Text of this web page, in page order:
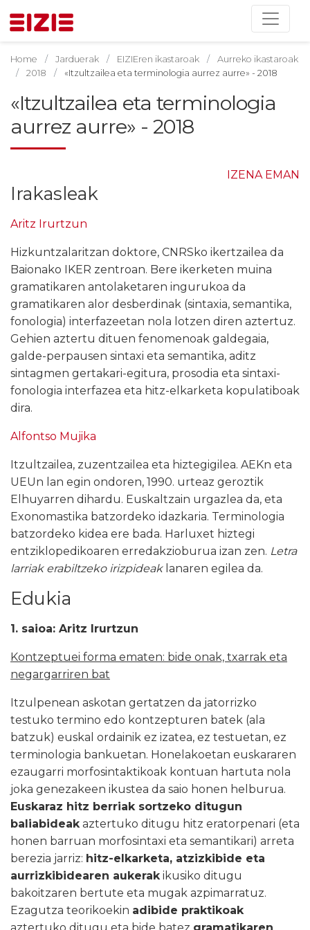
Home Jarduerak EIZIEren ikastaroak
Aurreko ikastaroak
2018
«Itzultzailea eta terminologia aurrez aurre» - 2018
«Itzultzailea eta terminologia
aurrez aurre» - 2018
IZENA EMAN
Irakasleak
Aritz Irurtzun
Hizkuntzalaritzan doktore, CNRSko ikertzailea da
Baionako IKER zentroan. Bere ikerketen muina
gramatikaren antolaketaren ingurukoa da
gramatikaren alor desberdinak (sintaxia, semantika,
fonologia) interfazeetan nola lotzen diren aztertuz.
Gehien aztertu dituen fenomenoak galdegaia,
galde-perpausen sintaxi eta semantika, aditz
sintagmen gertakari-egitura, prosodia eta sintaxi-
fonologia interfazea eta hitz-elkarketa kopulatiboak
dira.
Alfontso Mujika
Itzultzailea, zuzentzailea eta hiztegigilea. AEKn eta
UEUn lan egin ondoren, 1990. urteaz geroztik
Elhuyarren dihardu. Euskaltzain urgazlea da, eta
Exonomastika batzordeko idazkaria. Terminologia
batzordeko kidea ere bada. Harluxet hiztegi
entziklopedikoaren erredakzioburua izan zen. Letra
larriak erabiltzeko irizpideaklanaren egilea da.
Edukia
1. saioa: Aritz Irurtzun
Kontzeptuei forma ematen: bide onak, txarrak eta
negargarriren bat
Itzulpenean askotan gertatzen da jatorrizko
testuko termino edo kontzepturen batek (ala
batzuk) euskal ordainik ez izatea, ez testuetan, ez
terminologia bankuetan. Honelakoetan euskararen
ezaugarri morfosintaktikoak kontuan hartuta nola
joka genezakeen ikustea da saio honen helburua.
Euskaraz hitz berriak sortzeko ditugun
baliabideakaztertuko ditugu hitz eratorpenari (eta
honen barruan morfosintaxi eta semantikari) arreta
berezia jarriz: hitz-elkarketa, atzizkibide eta
aurrizkibidearen aukerakikusiko ditugu
bakoitzaren bertute eta mugak azpimarratuz.
Ezagutza teorikoekin adibide praktikoak